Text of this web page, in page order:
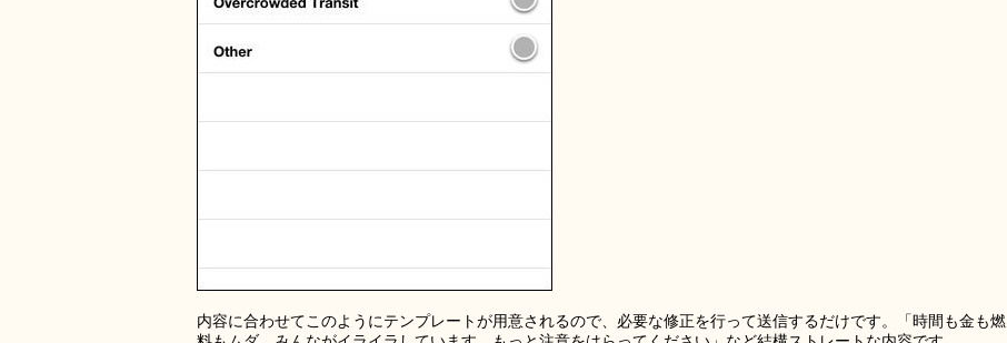
内容に合わせてこのようにテンプレートが用意されるので、必要な修正を行って送信するだけです。「時間も金も燃